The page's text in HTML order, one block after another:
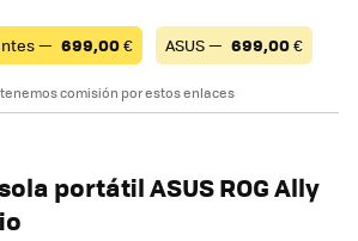
— 699,00€ ASUS — 699,00€
comisión por estos enlaces
portátil ASUS ROG Ally